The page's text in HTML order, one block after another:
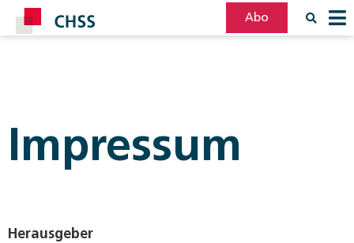
Abo
Impressum
Herausgeber